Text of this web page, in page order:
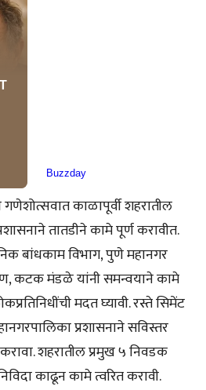
गणेशोत्सवात काळापूर्वी शहरातील
तातडीने कामे पूर्ण करावीत.
बांधकाम विभाग, पुणे महानगर
कटक मंडळे यांनी समन्वयाने कामे
मदत घ्यावी. रस्ते सिमेंट
प्रशासनाने सविस्तर
शहरातील प्रमुख ५ निवडक
काढून कामे त्वरित करावी.